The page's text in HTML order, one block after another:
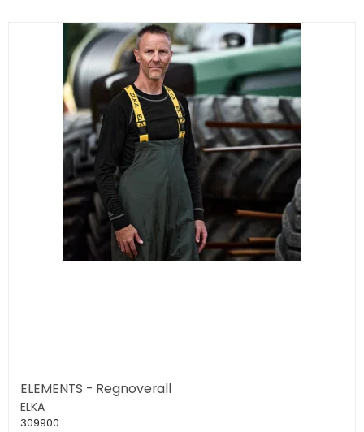
ELEMENTS - Regnoverall
ELKA
309900